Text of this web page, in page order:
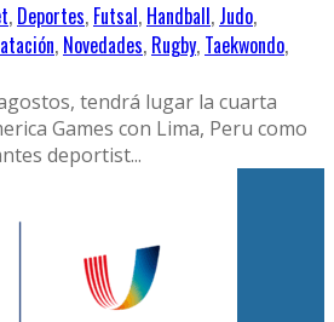
, Deportes, Futsal, Handball, Judo,
, Novedades, Rugby, Taekwondo,
tendrá lugar la cuarta
Games con Lima, Peru como
deportist...